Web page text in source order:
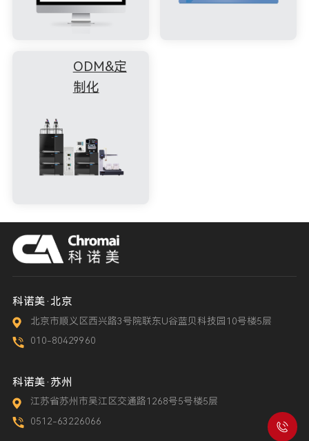
ODM&定
制化
科诺美·北京
北京市顺义区西兴路3号院联东U谷蓝贝科技园10号楼5层
010-80429960
科诺美·苏州
江苏省苏州市吴江区交通路1268号5号楼5层
0512-63226066